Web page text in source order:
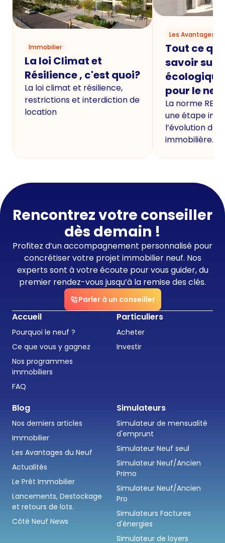
Immobilier
La loi Climat et
Résilience , c'est quoi?
La loi climat et résilience,
restrictions et interdiction de
location
Les Avantages
Tout ce
savoir sur
écologique
pour le
La norme
une étape
l’évolution de
immobilière.
Rencontrez votre conseiller
dès demain !
Profitez d’un accompagnement personnalisé pour
concrétiser votre projet immobilier neuf. Nos
experts sont à votre écoute pour vous guider, du
premier rendez-vous jusqu’à la remise des clés.
Parler à un conseiller
Accueil
Pourquoi le neuf ?
Ce que vous y gagnez
Nos programmes
immobiliers
FAQ
Particuliers
Acheter
Investir
Blog
Nos derniers articles
Immobilier
Les Avantages du Neuf
Actualités
Le Prêt Immobilier
Lancements, Destockage
et retours de lots.
Côté Neuf News
Simulateurs
Simulateur de mensualité
d'emprunt
Simulateur Neuf seul
Simulateur Neuf/Ancien
Primo
Simulateur Neuf/Ancien
Pro
Simulateurs Factures
d'énergies
Simulateur de loyers